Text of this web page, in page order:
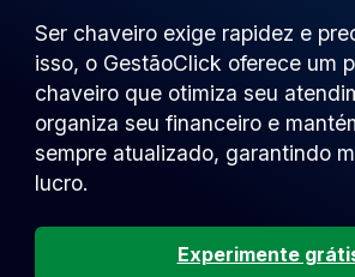
Ser chaveiro exige rapidez e
isso, o GestãoClick oferece um
chaveiro que otimiza seu
organiza seu financeiro e
sempre atualizado, garantindo
lucro.
Experimente